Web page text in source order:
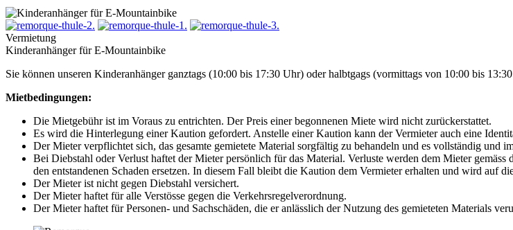
Vermietung
Kinderanhänger für E-Mountainbike
Sie können unseren Kinderanhänger ganztags (10:00 bis 17:30 Uhr) oder halbtgags (vormittags von 10:00 bis
Mietbedingungen:
Die Mietgebühr ist im Voraus zu entrichten. Der Preis einer begonnenen Miete wird nicht zurückerstattet.
Es wird die Hinterlegung einer Kaution gefordert. Anstelle einer Kaution kann der Vermieter auch eine
Der Mieter verpflichtet sich, das gesamte gemietete Material sorgfältig zu behandeln und es vollständig und
Bei Diebstahl oder Verlust haftet der Mieter persönlich für das Material. Verluste werden dem Mieter
den entstandenen Schaden ersetzen. In diesem Fall bleibt die Kaution dem Vermieter erhalten und wird auf
Der Mieter ist nicht gegen Diebstahl versichert.
Der Mieter haftet für alle Verstösse gegen die Verkehrsregelverordnung.
Der Mieter haftet für Personen- und Sachschäden, die er anlässlich der Nutzung des gemieteten Materials